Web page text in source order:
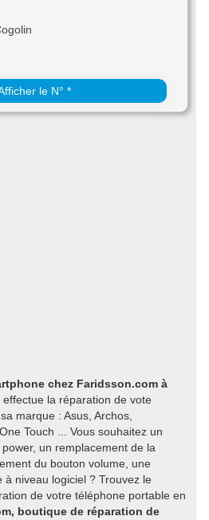
le N° *
chez Faridsson.com à
la réparation de vote
marque : Asus, Archos,
Touch ... Vous souhaitez un
un remplacement de la
du bouton volume, une
niveau logiciel ? Trouvez le
de votre téléphone portable en
boutique de réparation de